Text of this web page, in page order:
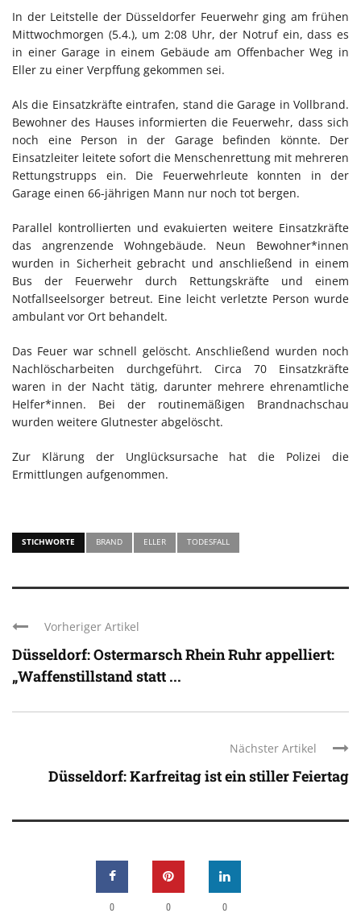
In der Leitstelle der Düsseldorfer Feuerwehr ging am frühen
Mittwochmorgen (5.4.), um 2:08 Uhr, der Notruf ein, dass es
in einer Garage in einem Gebäude am Offenbacher Weg in
Eller zu einer Verpffung gekommen sei.
Als die Einsatzkräfte eintrafen, stand die Garage in Vollbrand.
Bewohner des Hauses informierten die Feuerwehr, dass sich
noch eine Person in der Garage befinden könnte. Der
Einsatzleiter leitete sofort die Menschenrettung mit mehreren
Rettungstrupps ein. Die Feuerwehrleute konnten in der
Garage einen 66-jährigen Mann nur noch tot bergen.
Parallel kontrollierten und evakuierten weitere Einsatzkräfte
das angrenzende Wohngebäude. Neun Bewohner*innen
wurden in Sicherheit gebracht und anschließend in einem
Bus der Feuerwehr durch Rettungskräfte und einem
Notfallseelsorger betreut. Eine leicht verletzte Person wurde
ambulant vor Ort behandelt.
Das Feuer war schnell gelöscht. Anschließend wurden noch
Nachlöscharbeiten durchgeführt. Circa 70 Einsatzkräfte
waren in der Nacht tätig, darunter mehrere ehrenamtliche
Helfer*innen. Bei der routinemäßigen Brandnachschau
wurden weitere Glutnester abgelöscht.
Zur Klärung der Unglücksursache hat die Polizei die
Ermittlungen aufgenommen.
STICHWORTE BRAND ELLER TODESFALL
Vorheriger Artikel
Düsseldorf: Ostermarsch Rhein Ruhr appelliert:
„Waffenstillstand statt ...
Nächster Artikel
Düsseldorf: Karfreitag ist ein stiller Feiertag
0 0 0